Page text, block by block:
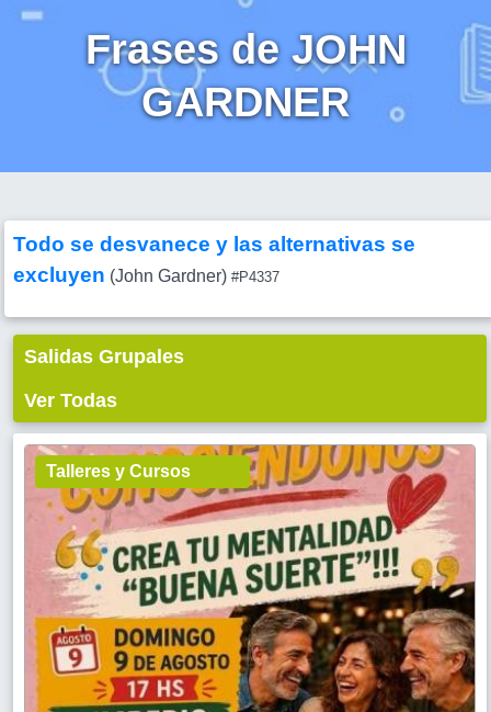
Frases de JOHN
GARDNER
Todo se desvanece y las alternativas se
excluyen (John Gardner) #P4337
Salidas Grupales
Ver Todas
Talleres y Cursos